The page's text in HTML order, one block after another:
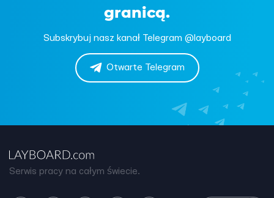
granicą.
Subskrybuj nasz kanał Telegram @layboard
Otwarte Telegram
Serwis pracy na całym świecie.